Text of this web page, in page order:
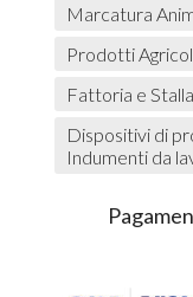
Marcatura
Prodotti
Fattoria e Stalla
Dispositivi di
Indumenti da